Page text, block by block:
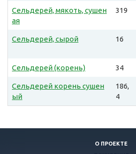
Сельдерей, мякоть, сушен
ая
319
Сельдерей, сырой 16
Сельдерей (корень) 34
Сельдерей корень сушен
ый
186,
4
О ПРОЕКТЕ